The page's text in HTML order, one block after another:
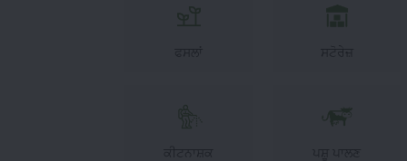
ਫਸਲਾਂ ਸਟੋਰੇਜ਼
ਕੀਟਨਾਸ਼ਕ ਪਸ਼ੂ ਪਾਲਣ